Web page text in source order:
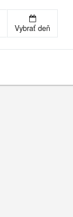
Vybrať deň